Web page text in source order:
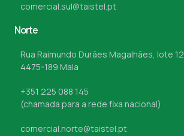
comercial.sul@taistel.pt
Norte
Rua Raimundo Durães Magalhães, lote 12
4475-189 Maia
+351 225 088 145
(chamada para a rede fixa nacional)
comercial.norte@taistel.pt